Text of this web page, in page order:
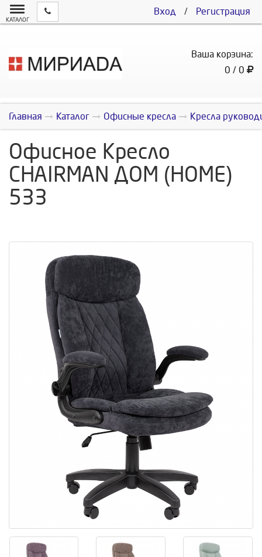
Вход / Регистрация
КАТАЛОГ
Ваша корзина:
0 / 0
Главная Каталог Офисные кресла Кресла
Офисное Кресло
CHAIRMAN ДОМ (HOME)
533